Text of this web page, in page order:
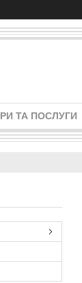
ТА ПОСЛУГИ